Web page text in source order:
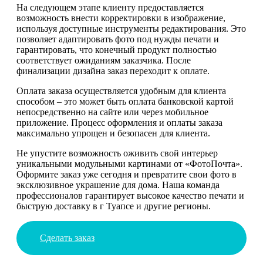
На следующем этапе клиенту предоставляется
возможность внести корректировки в изображение,
используя доступные инструменты редактирования. Это
позволяет адаптировать фото под нужды печати и
гарантировать, что конечный продукт полностью
соответствует ожиданиям заказчика. После
финализации дизайна заказ переходит к оплате.
Оплата заказа осуществляется удобным для клиента
способом – это может быть оплата банковской картой
непосредственно на сайте или через мобильное
приложение. Процесс оформления и оплаты заказа
максимально упрощен и безопасен для клиента.
Не упустите возможность оживить свой интерьер
уникальными модульными картинами от «ФотоПочта».
Оформите заказ уже сегодня и превратите свои фото в
эксклюзивное украшение для дома. Наша команда
профессионалов гарантирует высокое качество печати и
быструю доставку в г Туапсе и другие регионы.
Сделать заказ